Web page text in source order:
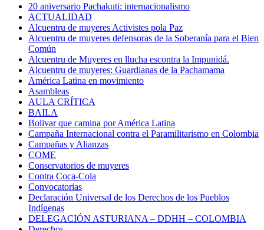
20 aniversario Pachakuti: internacionalismo
ACTUALIDAD
Alcuentru de muyeres Activistes pola Paz
Alcuentru de muyeres defensoras de la Soberanía para el Bien
Común
Alcuentru de Muyeres en llucha escontra la Impunidá.
Alcuentru de muyeres: Guardianas de la Pachamama
América Latina en movimiento
Asambleas
AULA CRÍTICA
BAILA
Bolivar que camina por América Latina
Campaña Internacional contra el Paramilitarismo en Colombia
Campañas y Alianzas
COME
Conservatorios de muyeres
Contra Coca-Cola
Convocatorias
Declaración Universal de los Derechos de los Pueblos
Indígenas
DELEGACIÓN ASTURIANA – DDHH – COLOMBIA